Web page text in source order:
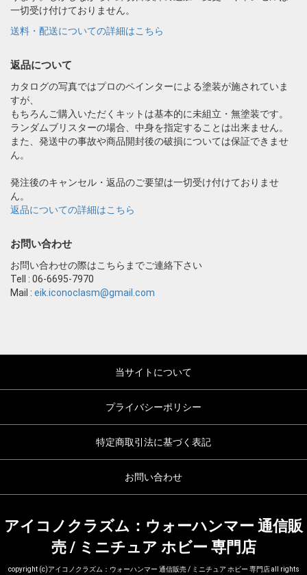
一切受け付けておりません。
送料・配送についての詳細はこちら
返品について
カタログの写真ではプロのペインターによる塗装が施されていま
すが、
もちろんご購入いただくキットは基本的に未組立・無塗装です。
ランダムブリスターの場合、中身を指定することは出来ません。
また、発送中の事故や商品開封後の破損については保証できませ
ん。
発注後のキャンセル・返品のご要望は一切受け付けておりませ
ん。
返品についての詳細はこちら
お問い合わせ
お問い合わせの際はこちらまでご連絡下さい
Tell : 06-6695-7970
Mail : eik.iconoclasm@gmail.com
当サイトについて
プライバシーポリシー
特定商取引法に基づく表記
お問い合わせ
アイコノクラズム：ウォーハンマー 通信販
売 / ミニチュア ホビー 専門店
copyright (c)アイコノクラズム：ウォーハンマー 通信販売 / ミニチュア ホビー 専門店 all rights